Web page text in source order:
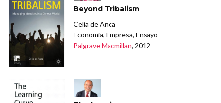
Beyond Tribalism
Celia de Anca
Economía, Empresa, Ensayo
Palgrave Macmillan, 2012